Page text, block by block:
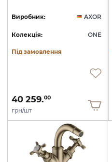
Виробник: AXOR
Колекція: ONE
Під замовлення
40 259.00
грн/шт